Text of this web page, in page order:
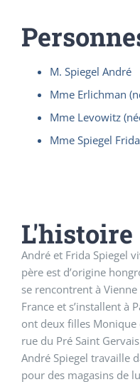
M. Spiegel André
Mme Erlichman
Mme Levowitz
Mme Spiegel Frida
L'histoire
André et Frida Spiegel
père est d’origine
se rencontrent à
France et s’installent à
ont deux filles Monique
rue du Pré Saint
André Spiegel travaille
pour des magasins de